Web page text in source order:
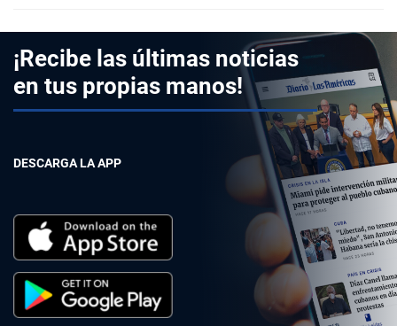
¡Recibe las últimas noticias
en tus propias manos!
DESCARGA LA APP